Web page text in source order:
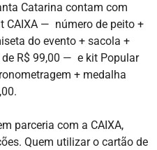
Catarina contam com
CAIXA — número de peito +
do evento + sacola +
R$ 99,00 — e kit Popular
+ medalha
parceria com a CAIXA,
Quem utilizar o cartão de